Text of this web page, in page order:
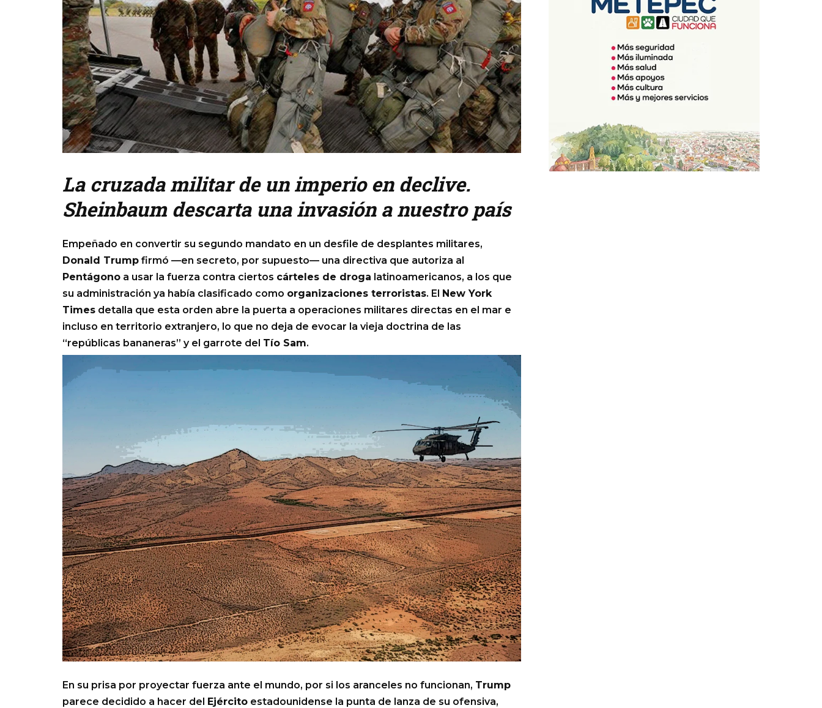
La cruzada militar de un imperio en declive.
Sheinbaum descarta una invasión a nuestro país
Empeñado en convertir su segundo mandato en un desfile de desplantes militares,
Donald Trump firmó —en secreto, por supuesto— una directiva que autoriza al
Pentágono a usar la fuerza contra ciertos cárteles de droga latinoamericanos, a los que
su administración ya había clasificado como organizaciones terroristas. El New York
Times detalla que esta orden abre la puerta a operaciones militares directas en el mar e
incluso en territorio extranjero, lo que no deja de evocar la vieja doctrina de las
“repúblicas bananeras” y el garrote del Tío Sam.
En su prisa por proyectar fuerza ante el mundo, por si los aranceles no funcionan, Trump
parece decidido a hacer del Ejército estadounidense la punta de lanza de su ofensiva,